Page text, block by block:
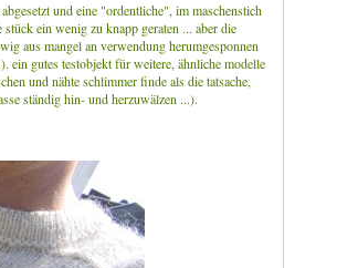
und eine "ordentliche", im maschenstich
stück ein wenig zu knapp geraten ... aber die
aus mangel an verwendung herumgesponnen
ein gutes testobjekt für weitere, ähnliche modelle
und nähte schlimmer finde als die tatsache,
ständig hin- und herzuwälzen ...).